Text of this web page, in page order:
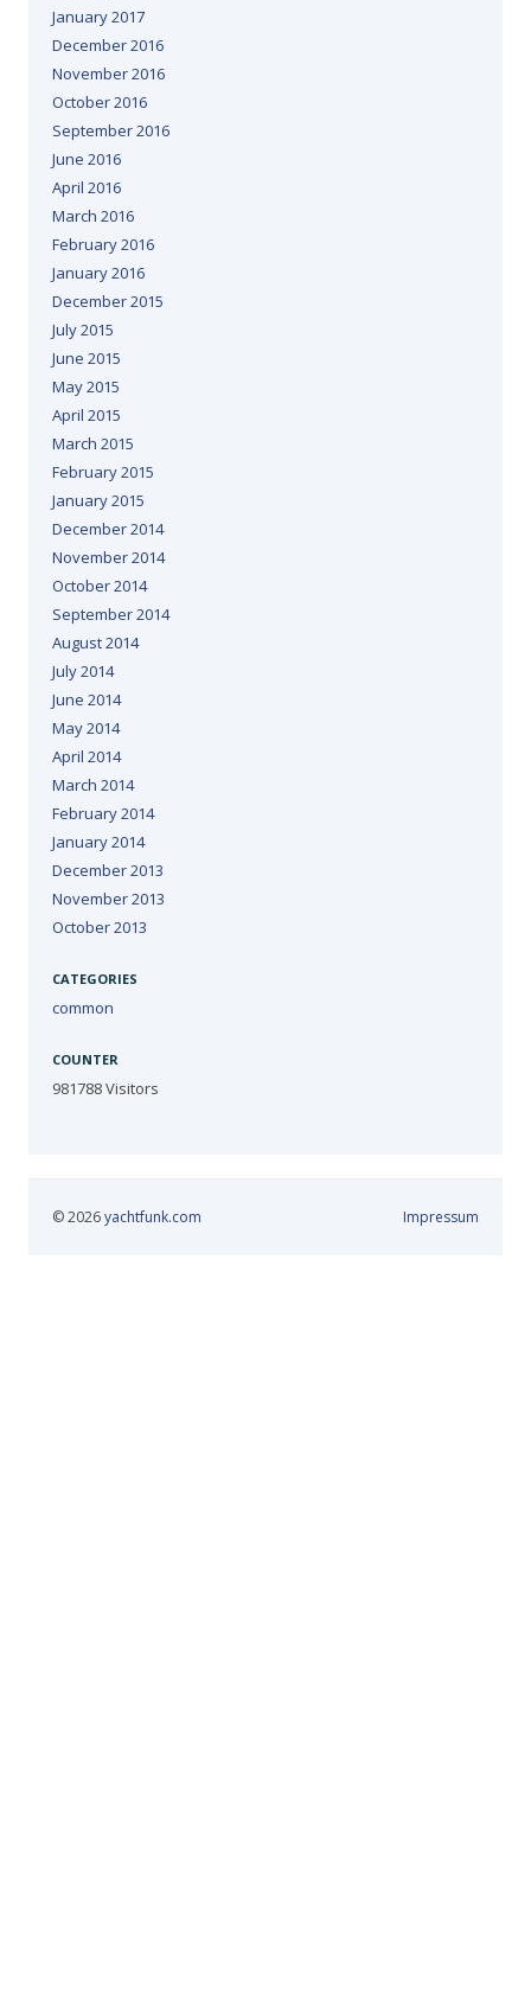
January 2017
December 2016
November 2016
October 2016
September 2016
June 2016
April 2016
March 2016
February 2016
January 2016
December 2015
July 2015
June 2015
May 2015
April 2015
March 2015
February 2015
January 2015
December 2014
November 2014
October 2014
September 2014
August 2014
July 2014
June 2014
May 2014
April 2014
March 2014
February 2014
January 2014
December 2013
November 2013
October 2013
CATEGORIES
common
COUNTER
981788Visitors
© 2026yachtfunk.com Impressum